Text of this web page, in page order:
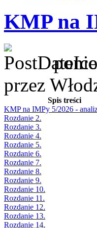
KMP na
przez
Spis treści
KMP na IMPy 5/2026 -
Rozdanie 2.
Rozdanie 3.
Rozdanie 4.
Rozdanie 5.
Rozdanie 6.
Rozdanie 7.
Rozdanie 8.
Rozdanie 9.
Rozdanie 10.
Rozdanie 11.
Rozdanie 12.
Rozdanie 13.
Rozdanie 14.